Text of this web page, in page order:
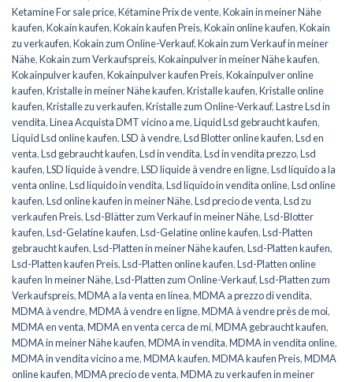
Ketamine For sale price,Kétamine Prix de vente,Kokain in meiner Nähe
kaufen,Kokain kaufen,Kokain kaufen Preis,Kokain online kaufen,Kokain
zu verkaufen,Kokain zum Online-Verkauf,Kokain zum Verkauf in meiner
Nähe,Kokain zum Verkaufspreis,Kokainpulver in meiner Nähe kaufen,
Kokainpulver kaufen,Kokainpulver kaufen Preis,Kokainpulver online
kaufen,Kristalle in meiner Nähe kaufen,Kristalle kaufen,Kristalle online
kaufen,Kristalle zu verkaufen,Kristalle zum Online-Verkauf,Lastre Lsd in
vendita,Linea Acquista DMT vicino a me,Liquid Lsd gebraucht kaufen,
Liquid Lsd online kaufen,LSD à vendre,Lsd Blotter online kaufen,Lsd en
venta,Lsd gebraucht kaufen,Lsd in vendita,Lsd in vendita prezzo,Lsd
kaufen,LSD liquide à vendre,LSD liquide à vendre en ligne,Lsd líquido a la
venta online,Lsd liquido in vendita,Lsd liquido in vendita online,Lsd online
kaufen,Lsd online kaufen in meiner Nähe,Lsd precio de venta,Lsd zu
verkaufen Preis,Lsd-Blätter zum Verkauf in meiner Nähe,Lsd-Blotter
kaufen,Lsd-Gelatine kaufen,Lsd-Gelatine online kaufen,Lsd-Platten
gebraucht kaufen,Lsd-Platten in meiner Nähe kaufen,Lsd-Platten kaufen,
Lsd-Platten kaufen Preis,Lsd-Platten online kaufen,Lsd-Platten online
kaufen In meiner Nähe,Lsd-Platten zum Online-Verkauf,Lsd-Platten zum
Verkaufspreis,MDMA a la venta en línea,MDMA a prezzo di vendita,
MDMA à vendre,MDMA à vendre en ligne,MDMA à vendre près de moi,
MDMA en venta,MDMA en venta cerca de mí,MDMA gebraucht kaufen,
MDMA in meiner Nähe kaufen,MDMA in vendita,MDMA in vendita online,
MDMA in vendita vicino a me,MDMA kaufen,MDMA kaufen Preis,MDMA
online kaufen,MDMA precio de venta,MDMA zu verkaufen in meiner